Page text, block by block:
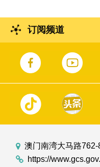
订阅频道
澳门南湾大马路
https://